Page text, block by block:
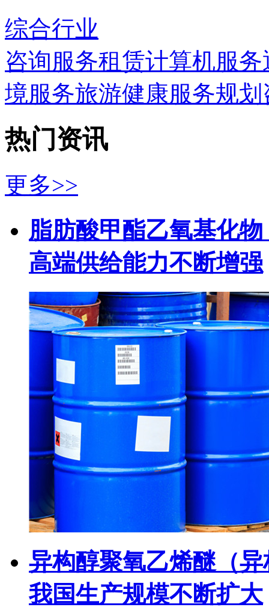
综合行业
咨询服务租赁计算机服务
境服务旅游健康服务规划
热门资讯
更多>>
脂肪酸甲酯乙氧基化
高端供给能力不断增强
异构醇聚氧乙烯醚（
我国生产规模不断扩大